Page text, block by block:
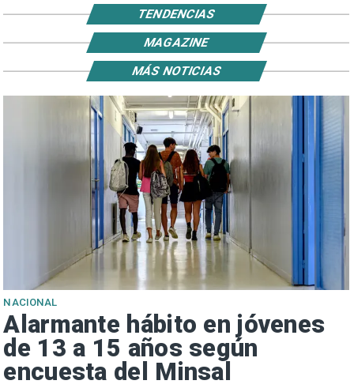
TENDENCIAS
MAGAZINE
NACIONAL
Alarmante hábito en jóvenes
de 13 a 15 años según
encuesta del Minsal
MÁS NOTICIAS